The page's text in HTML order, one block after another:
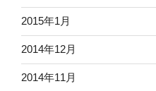
2015年1月
2014年12月
2014年11月